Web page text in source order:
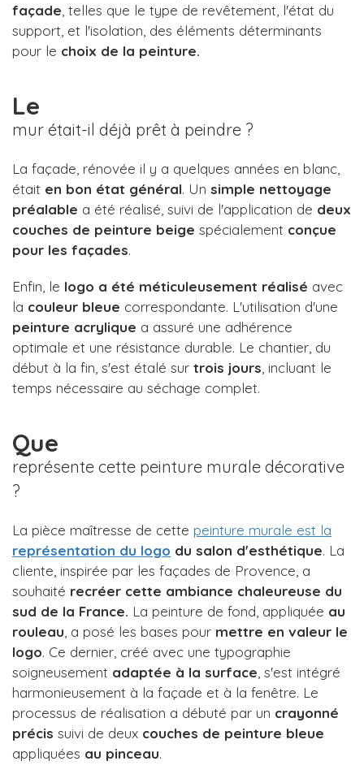
façade , telles que le type de revêtement, l'état du
support, et l'isolation, des éléments déterminants
pour le choix de la peinture.
Le
mur était-il déjà prêt à peindre ?
La façade, rénovée il y a quelques années en blanc,
était en bon état général. Un simple nettoyage
préalable a été réalisé, suivi de l'application de deux
couches de peinture beige spécialement conçue
pour les façades.
Enfin, le logo a été méticuleusement réalisé avec
la couleur bleue correspondante. L'utilisation d'une
peinture acrylique a assuré une adhérence
optimale et une résistance durable. Le chantier, du
début à la fin, s'est étalé sur trois jours , incluant le
temps nécessaire au séchage complet.
Que
représente cette peinture murale décorative
?
La pièce maîtresse de cette peinture murale est la
représentation du logo du salon d'esthétique. La
cliente, inspirée par les façades de Provence, a
souhaité recréer cette ambiance chaleureuse du
sud de la France. La peinture de fond, appliquée au
rouleau , a posé les bases pour mettre en valeur le
logo. Ce dernier, créé avec une typographie
soigneusement adaptée à la surface , s'est intégré
harmonieusement à la façade et à la fenêtre. Le
processus de réalisation a débuté par un crayonné
précis suivi de deux couches de peinture bleue
appliquées au pinceau.